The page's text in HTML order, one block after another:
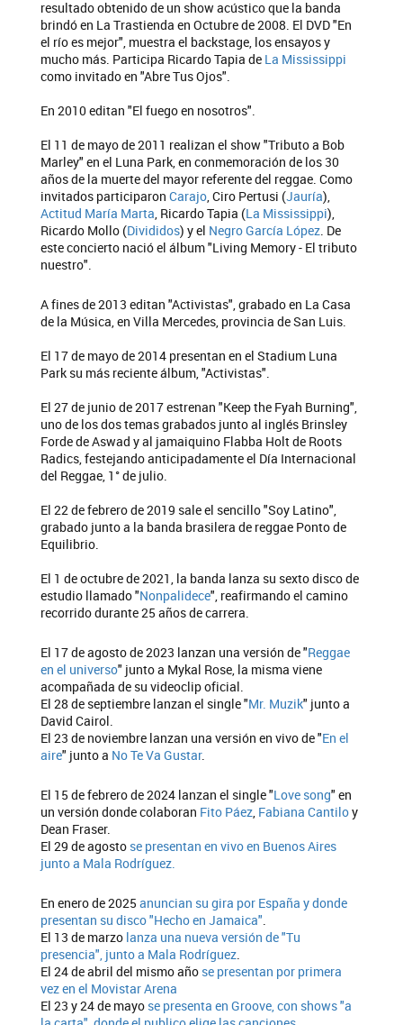
resultado obtenido de un show acústico que la banda
brindó en La Trastienda en Octubre de 2008. El DVD "En
el río es mejor", muestra el backstage, los ensayos y
mucho más. Participa Ricardo Tapia de La Mississippi
como invitado en "Abre Tus Ojos".
En 2010 editan "El fuego en nosotros".
El 11 de mayo de 2011 realizan el show "Tributo a Bob
Marley" en el Luna Park, en conmemoración de los 30
años de la muerte del mayor referente del reggae. Como
invitados participaron Carajo, Ciro Pertusi (Jauría),
Actitud María Marta, Ricardo Tapia (La Mississippi),
Ricardo Mollo (Divididos) y el Negro García López. De
este concierto nació el álbum "Living Memory - El tributo
nuestro".
A fines de 2013 editan "Activistas", grabado en La Casa
de la Música, en Villa Mercedes, provincia de San Luis.
El 17 de mayo de 2014 presentan en el Stadium Luna
Park su más reciente álbum, "Activistas".
El 27 de junio de 2017 estrenan "Keep the Fyah Burning",
uno de los dos temas grabados junto al inglés Brinsley
Forde de Aswad y al jamaiquino Flabba Holt de Roots
Radics, festejando anticipadamente el Día Internacional
del Reggae, 1° de julio.
El 22 de febrero de 2019 sale el sencillo "Soy Latino",
grabado junto a la banda brasilera de reggae Ponto de
Equilibrio.
El 1 de octubre de 2021, la banda lanza su sexto disco de
estudio llamado "Nonpalidece", reafirmando el camino
recorrido durante 25 años de carrera.
El 17 de agosto de 2023 lanzan una versión de "Reggae
en el universo" junto a Mykal Rose, la misma viene
acompañada de su videoclip oficial.
El 28 de septiembre lanzan el single "Mr. Muzik" junto a
David Cairol.
El 23 de noviembre lanzan una versión en vivo de "En el
aire" junto a No Te Va Gustar.
El 15 de febrero de 2024 lanzan el single "Love song" en
un versión donde colaboran Fito Páez, Fabiana Cantiloy
Dean Fraser.
El 29 de agosto se presentan en vivo en Buenos Aires
junto a Mala Rodríguez.
En enero de 2025 anuncian su gira por España y donde
presentan su disco "Hecho en Jamaica".
El 13 de marzo lanza una nueva versión de "Tu
presencia", junto a Mala Rodríguez.
El 24 de abril del mismo año se presentan por primera
vez en el Movistar Arena
El 23 y 24 de mayo se presenta en Groove, con shows "a